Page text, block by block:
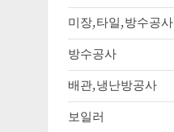
미장,타일,방수공사
방수공사
배관,냉난방공사
보일러